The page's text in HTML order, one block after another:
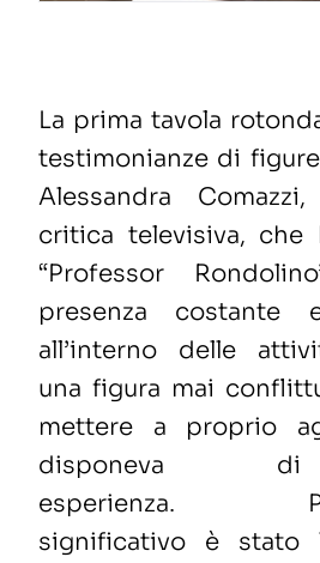
La prima tavola
testimonianze di
Alessandra Comazzi,
critica televisiva,
“Professor
presenza costante
all’interno delle
una figura mai
mettere a proprio
disponeva
esperienza.
significativo è stato